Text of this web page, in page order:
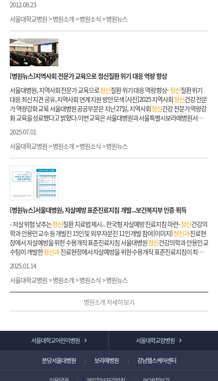
타과의뢰가 접수되면 담당 사회복지사와 상담을 할 수 있습니다. 타과의뢰 (담당의사) ➜
접수 및 상담 ➜ 문제평가 ➜ 문제해결을 위한 계획 수립 ➜ 서비스 제공 ➜ 종결 ￭심리사
회적 상담 상담을 통해 환자가 처한 현재의 문제를 평가하고, 문제해결을 위한 개입계획
을 수립합니다. 평가된 문제에 따라 개별상담, 집단상담 및 집단교육을 진행합니다. -치
기기증 상담 평가 -임종을 앞둔 환자 및 가족 상담 ￭치료비 지원 상담 경제적 문제를 평가
하고, 해당 연도 보건복지부의 중위소득 및 자산기준을 근거로 지원기준 충족여부(저소
득층 해당여부)를 판단합니다. 치료비는 환자의 경제적 상황에 따라 정부지원사업 또는
원내외 민간재단의 자원을 연결하여 지원합니다. ( 2025 년 10월 기준/변동 가능성 있음 )
입원환자 -입원 치료비 지원 -유료간병인 서비스 비용 지원(저소득층이며, 간병할 보호
자가 없을 시) 외래환자 -암진단을 위한 검사비 -암환자의 항암치료비 -암환자의 방사선
치료비 -안과 녹내장, 백내장 수술 전 검사비 -정형외과 MRI 검사비(의료급여 수급자에
한함, 일부 질환 제외) - 정신건강의학과 비급여 검사 및 치료비 -어린이병원 환자의 외래
전망 지원활동: 취약환자 의료비 지원을 위한 서울대학교병원 징검다리 사업 운영 취약
계층 외국인 의료접근성 향상을 위한 의료비 지원사업 운영 취약환자 치료환경 조성을
위한 물품지원사업 운영 ※치료비 지원 신청 시, 경제적 상황을 증빙하는 서류제출이 필
이 소요될 수 있습니다. ※신청자가 지원기준을 초과하는 소득 및 재산을 보유하고 있거
나 후원처 지원예산이 소진된 경우에는 지원신청이 어려울 수 있습니다. ￭퇴원계획 상
니다(정신건강증진센터, 사회복귀시설, 지역사회복지관 등). ￭지역사회 자원연결 상담
치료과정에서 필요한 지역사회자원이 있는지 조사하고, 자원을 연결하거나 정보를 제
내 등) 재활치료에 필요한 환자의 주변환경, 심리사회적인 측면, 경제적상황을 평가하
고, 환자의 치료동기 향상 및 보호자의 질적인 돌봄을 위한 교육을 실시합니다. 장애관련
정보, 노인장기요양보험제도 등의 사회복지정보를 제공하고, 퇴원계획 수행에 필요한
지역사회자원을 찾고 연결합니다. (※ 집단상담 및 집단교육 메뉴 참고) 주요 협진 업무
임상 협진 내용 장기이식센터 장기이식센터와 협력하여 간‧신장이식 환자 및 기증자
식에 관한 법률’에 의거하여 생체 이식의 경우 수술 전에 장기기증자와 수혜자를 상담합
니다. 상담을 통해 장기매매와 인간의 존엄성 상실 등의 문제를 방지하며, 기증자와 수혜
자가 수술 준비과정 및 수술 후 적응과정에서 발생할 수 있는 심리․사회․경제적 어려움
을 사전에 예상하고 해결하도록 돕습니다. 완화의료 • 임상윤리센터 사회복지사는 완화
원환자의 초기상담 및 팀회의 활동에 참여합니다. 또한 2017년 8월부터 시행된 자문형
호스피스 완화의료 활동에 참여하고 있습니다.
건강의학과정신건강영역의 전문
치료팀의 일원으로 환자와 가족을 돕고 있습니다. 환자를 둘러싼 가장 중요한 환경
인 가족을 심리사회적인 측면에서 평가하고, 도움이 필요한 가족을 대상으로 상담을 진
개 보러가기 3.의료사회복지팀 - 의료사회복지사는 질병으로 인해 발생하는 어려운 상
황에 환자와 가족이 대처할 수 있도록 돕는 전문가로서 환자와 가족의 개별상담을 진행
하고 집단상담 및 집단교육을 진행할 뿐 아니라 타전문가 및 기관과의 협력을 통해 자원
을 연결합니다. 의료사회복지 서비스는 의뢰 받은 환자들에게 아래와 같은 도움을 제공
합니다. 사회복지상담 및 임상 가. 심리사회적 상담 1) 심리사회적 상태 등의 사정, 평가
및 개입을 위한 상담 2) 가족의 환경, 지지체계 등 환자와 가족의 심리적 측면에 대한 상담
3) 장기이식 기증 전 상담 평가 상담 나. 경제적 문제 상담 1) 경제적 문제 사정, 평가 및 개
입 계획 수립을 위한 상 2) 진료비 지원 및 외부후원 연계 등을 목적으로 실시하는 상담
수립 2) 퇴원 후 사회복귀와 적응을 목적으로 정보 제공, 퇴원계획 등 상담 라. 지역사회
자원연결 상담 1) 지역사회자원 연계를 위한 자원연결 및 정보제공 상담 2) 외부 지역사
회기관 및 관련 자원에 대한 파악 및 자원 연계 가) 지역사회 공공 및 민간자원 파악 나) 지
역사회 자원연계와 관련한 환자의 욕구 사정 다) 환자의 문제해결을 위한 필요 자원 확인
라) 환자의 문제해결과 욕구에 기반한 자원 연계 및 사례관리 마. 재활상담 1) 환자의 재
사회복귀 및 돌봄계획에 대한 정보 제공 ▶ 의료사회복지사는 누구와 함께 일하나요? -
환자와 가족의 어려움을 해결하기 위해 병원의 의료진과 협력하며, 특히 재택의료팀,정
신건강의학과, 재활의학과, 장기이식센터, 소아청소년과(신장, 내분비, 소아암), 호스피
스완화의료팀에서 다학제협력팀의 일원으로 활동합니다. ▶ 의료사회복지 서비스 이
용 시 비밀보장은 되나요? - 의료사회복지사는 ‘환자의 권리’와 ‘사회복지사 윤리강
령’에 따라 환자의 비밀보장에 대한 권리를 존중합니다. 단, 후원기관, 지역사회기관 등
과 협력할 경우에는 사전 동의 후 상담내용이 공유될 수 있습니다. ▶ 의료사회복지 서비
스 이용에 대한 비용이 발생 하나요? - 서울대학교병원 의료사회복지팀이 제공하는 상
담 서비스는 비용이 발생하지 않습니다. 단,정신건강의학과 상담 및 프로그램, 재활의
학과 상담, 장기이식상담의 경우 일부 상담비용이 발생할 수 있습니다. ▶ 의료사회복지
팀은 언제, 어떻게 방문하면 되나요? 1. 상담을 원하는 경우, 의료진(담당 의사 또는 담당
간호사)에게 의료사회복지팀 타과의뢰를 요청하시면됩니다. 2. 타과의뢰가 접수되면
경의학 【환경의학클리닉】 - 우리를 둘러싸고 있으며 우리가 살아가는데 직간접적으
로 영향을 미치는 모든 것을 ‘환경’이라 합니다. 환경의학클리닉은 생활환경 및 직업환
가서 발급까지 종합적으로 제공하는 전문 클리닉입니다.. 【환경의학클리닉 진료 내
인된 중금속 또는 환경유해요인 관련 지표의 해석과 평가 - 생활환경 또는 직업환경에서
건강영향 평가 ▶ 저의 증상이나 질환이 생활환경 또는 직업환경 때문은 아닙니까? - 생
과 3 김충종 순환기내과 17 한정규 이비인후과 10 정주용 감염내과 4 천신혜 신경과 1 김
정민 이비인후과 11 차원재 내분비내과 1 김민경 신경과 2 김창헌 이비인후과 12 최진웅
내분비내과 2 김윤지 신경과 3 류위선 이비인후과 13 최효근 내분비내과 3 김은기 신경
권혁용 내분비내과 5 유원상 신경과 6 양지원 장기이식센터 2 김윤정 내분비내과 6 임정
아 신경과 7 엄관희 재활의학과 1 김원 내분비내과 7 최훈성 신경과 8 오미영 재활의학과
2 범재원 류마티스내과 1 구본승 신경과 9 오정환
원 신경외과 1 김인경 정신과 2 김은영 류마티스내과 3 윤명재 신경외과 2 손세일
3 김지순 류마티스내과 4 최인아 신경외과 3 송상우정신과4 김혜수 마취통증의학과 1
김민석 신경외과 4 안준형정신과5 남보라 마취통증의학과 2 김여정 신경외과 5 이승준
정신과6 박서연 마취통증의학과 3 김주희 신경외과 6 이종영정신과7 박진우 마취통증
의학과 4 김현창 신경외과 7 전진수정신과8 배정훈 마취통증의학과 5 민정진 신경외과
8 최정원정신과9 변민수 마취통증의학과 6 박홍식 신경외과 1 황재하정신과10 손보경
마취통증의학과 7 신혜영 신장내과 2 김도형
경 신장내과 3 김상민
신과13 윤제연 마취통증의학과 10 이지원 신장내과 5 류지원
내과 7 이승민정신과16 이진 방사선종양학과 2 장원일 신장내과 8 이정환
태영 병리과 1 고현정 신장내과 9 정종철
조은진정신과19 정해원 비뇨기과 1 고경태 신장내과 11 조현섭
기과 2 김광택 신장내과 12 황진호
형외과 1 김정환 비뇨기과 4 배정범 안과 2 김경환 정형외과 2 김태우 비뇨기과 5 이정우
안과 3 박채린 정형외과 3 박
대학교병원과 서울대학교 의학연구원 인간행동의학연구소가 후원합니다.
학과는 지난 7월 7일 BESETO(Beijing-Seoul-Tokyo) 3개 대학
계화를 앞서 추진하고자 금번 국제컨퍼런스를 준비하였습니다.
과 조기 중재는, 최근정신과
정신보건체계의 문제점을 근본적으로 해결하기 위한 발판이 될 수 있으리라 전망합니
다. 특히정신질환의 바이오마커와 관련하여 뇌영상 연구를 비롯한 연구가 활발하게 이
루어지고 있는데, 이번 심포지엄은 이러한 연구 성과에 대해 국내외 연구자 간에 공유하
쳐 노년기에 이르기까지 생애 주기 전체에서 발병하는 주요한정신질환들을 다루게 될
예정입니다. 소아기 자폐장애의 조기 진단에서부터, 모든정신질환에 취약한 청소년기
의정신건강에 대한 접근법, 조현병의 조기 진단과 개입, 그리고 노년기 치매 전 경도인
지장애에 대한 조기 진단과 개입에 이르기까지정신과의 주요 분야에 대한 토론의 장이
열릴 것으로 기대합니다. 이번 심포지엄에는 조현병의 발병 예측과 관련하여 다수의 논
저명한 국내 연구자들이 참여합니다. 또한 국내 각지의
이 참여하여 자유롭고 열띤 논의가 이루어 질 것입니다. - 일시: 2012년 9월 8일(토) 09:00
~ 17:10- 장소: 서울대학교치과병원 8층 강당- 주최: 서울대학교병원
사전등록 : 2012년 9월 1일(토요일)까지 E-mail(parkim80@naver.com)으로 성함과
소속기관을 명시하여 보내주시면 됩니다 - 연수평점: 4평점 - 참가비: 없음
2012.08.23
서울대학교병원 > 병원소개 > 병원소식 > 병원뉴스
[병원뉴스]지역사회 전문가 교육으로정신질환 위기 대응 역량 향상
서울대병원, 지역사회 전문가 교육으로정신질환 위기 대응 역량 향상-정신질환 위기
대응 최신 지견 공유, 지역사회 연계 지원 방안 모색 [사진] 2025 지역사회정신건강 전문
가 역량강화 교육 서울대병원 공공부문은 지난 27일, 지역사회정신건강 전문가 역량강
화 교육을 성료했다고 밝혔다.이번 교육은 서울대병원과 서울특별시보라매병원서울의
공공보건의료 협력체계 구축사업의 일환으로 마련됐다.
활시설 등정신건강 유관기관 실무자 250여명이 참석했다. 한국희망존중재단에 따르면
따라 자살과 밀접하게 연관된
응급상황에서는 신속한 초기 대응이 환자 예후를 좌우하는 만큼, 현장 실무자들의 전문
성 강화와 의료기관-지역사회 간 연계 체계 구축이 필요하다. 이번 교육의 주제는
건강 위기에서 연계까지: 현장에서 바로 쓰는 실전형 역량강화 교육으로,
대응에 필요한 실무 지식과 기술을 공유하고, 지역사회 의료자원을 연계한 효과적인 관
리 방안을 모색하는 자리를 가졌다. 1세션은정신과적 응급상황에서 급성기 치료의 실
제를 주제로 정신 질환의 종류와 상황에 따른 치료 접근법을 공유했다. ▲급성기 정신증
상의 약물치료 원칙(이상진 서울대병원 교수) ▲정신과적 응급상황의 이해와 개입 전략
(김영혁 서울시보라매병원 교수) 강의를 통해 자타해 위험이 높은정신응급상황에 대한
치료 원칙과 개입 전략을 확인하고, 위기 대응을 위한 전문성을 높였다. 2세션은 지역사
회 기반 고위험군 사례관리 및정신건강 서비스 연계 전략을 주제로 서울시정신건강복
지센터 이승연 부센터장, 한국보건사회연구원 전진아 연구위원, 법무법인 이공 정제형
응급상황 대응 방법을 구체적으로 다루고, 제도와 인권적 측면을 모두 고려하는 통합적
인 관점을 공유했다. 또한, 환자와 가족의 필요를 토대로 실질적 지원 방안을 모색하는
시간을 가졌다.문진수 공공부원장은 오늘날정신 건강 문제는 점차 개인뿐 아니라 사회
전체의 책임으로 인식되고 있다며 이번 교육이 지역사회 기반의 연계 체계를 강화하고,
길 바란다고 말했다.
2025.07.01
서울대학교병원 > 병원소개 > 병원소식 > 병원뉴스
[병원뉴스]서울대병원, 자살예방 표준진료지침 개발...보건복지부 인증 획득
- 자살 위험 낮추는정신질환 치료법 제시...한국형 자살예방 진료지침 마련-정신건강의
학과 안용민 교수 등 개발진 15인 및 외부 자문진 11인 개발 참여 [이미지]정신과진료현
장에서 자살예방을 위한 수용개작 표준진료지침 서울대병원정신건강의학과 안용민 교
수팀이 개발한정신과진료현장에서 자살예방을 위한 수용개작 표준진료지침이 최근
명존중희망재단이 운영하는 자살예방 프로그램 인증제도는 자살예방 프로그램의 객관
성과 효과를 심사해 인증을 부여하는 제도다. 인증은 예비인증과 본인증으로 구분되며,
은 프로그램은 전국적으로 확산, 보급되도록 한국생명존중희망재단의 지원을 받는다.
전문가를 위해 마련된 지침/권고 프로그램이 본인증을 획득한 것은 안 교수팀의 사례가
를 통해 국내 의료 시스템에 맞춰 수정하는 수용개작(Adaptation) 방법으로 개발됐다.
의학교실 이원영 교수 등 15인의 개발진과 11명의 외부 자문진이 개발에 참여했다. 자살
2025.01.14
서울대학교병원 > 병원소개 > 병원소식 > 병원뉴스
병원소개 자세히 보기
서울대학교어린이병원 서울대학교암병원
분당서울대병원 보라매병원 강남헬스케어센터